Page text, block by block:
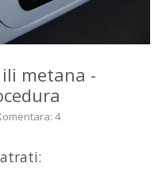
metana -
4